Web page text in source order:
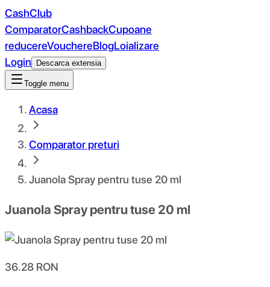
CashClub
ComparatorCashbackCupoane
reducereVouchereBlogLoializare
Login
Descarca extensia
Toggle menu
Acasa
Comparator preturi
Juanola Spray pentru tuse 20 ml
Juanola Spray pentru tuse 20 ml
36.28 RON